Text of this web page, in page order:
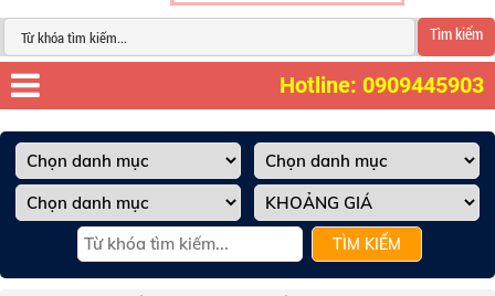
Tìm kiếm
Hotline: 0909445903
TÌM KIẾM